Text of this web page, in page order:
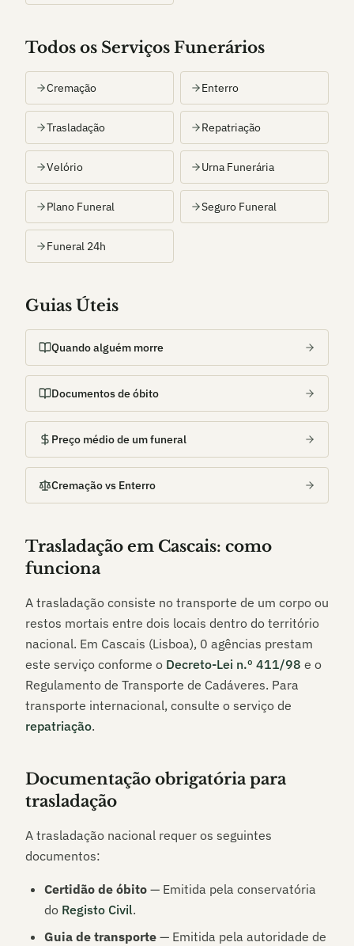
Todos os Serviços Funerários
Cremação Enterro
Trasladação Repatriação
Velório Urna Funerária
Plano Funeral Seguro Funeral
Funeral 24h
Guias Úteis
Quando alguém morre
Documentos de óbito
Preço médio de um funeral
Cremação vs Enterro
Trasladação em Cascais: como
funciona
A trasladação consiste no transporte de um corpo ou
restos mortais entre dois locais dentro do território
nacional. Em Cascais (Lisboa), 0 agências prestam
este serviço conforme o Decreto-Lei n.º 411/98 e o
Regulamento de Transporte de Cadáveres. Para
transporte internacional, consulte o serviço de
repatriação.
Documentação obrigatória para
trasladação
A trasladação nacional requer os seguintes
documentos:
Certidão de óbito — Emitida pela conservatória
do Registo Civil.
Guia de transporte — Emitida pela autoridade de